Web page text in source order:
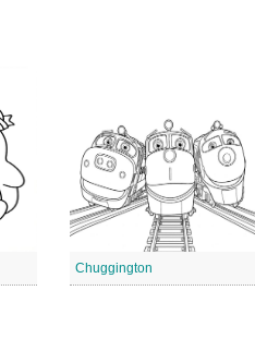
Chuggington